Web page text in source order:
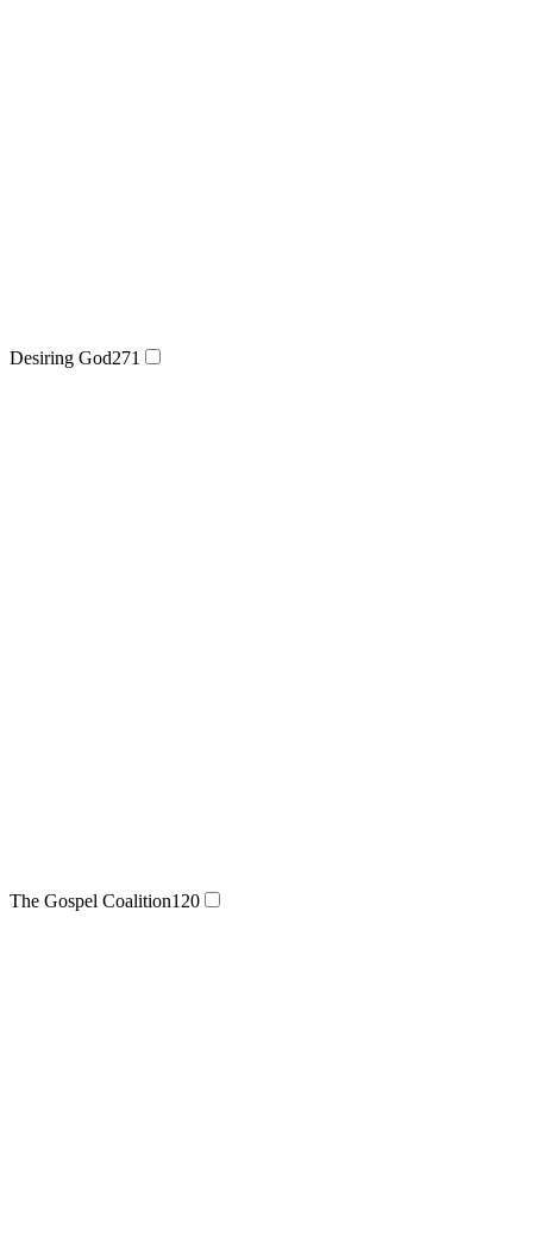
Desiring God271
The Gospel Coalition120